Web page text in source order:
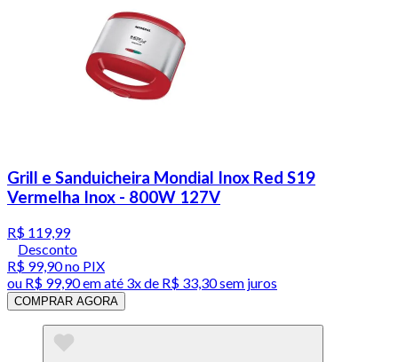
Grill e Sanduicheira Mondial Inox Red S19
Vermelha Inox - 800W 127V
R$ 119,99
Desconto
R$ 99,90no PIX
ou R$ 99,90em até 3x de R$ 33,30 sem juros
COMPRAR AGORA